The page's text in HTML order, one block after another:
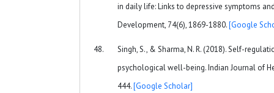
in daily life: Links to depressive symptoms
Development, 74(6), 1869-1880.[Google
Singh, S., & Sharma, N. R. (2018). Self-
psychological well-being. Indian Journal of
444.[Google Scholar]